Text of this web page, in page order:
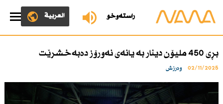
ڕاستەوخۆ العربية
بڕی 450 ملیۆن دینار بە یانەی نەورۆز دەبەخشرێت
02/11/2025 وەرزش